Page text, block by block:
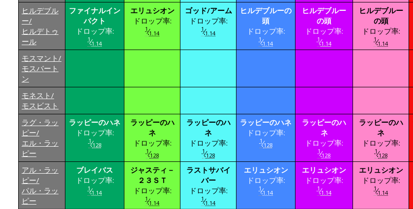
ヒルデブル
ー/
ヒルデトゥ
ール
ファイナルイン
パクト
ドロップ率:
1⁄1.14
エリュシオン
ドロップ率:
1⁄1.14
ゴッド/アーム
ドロップ率:
1⁄1.14
ヒルデブルーの
頭
ドロップ率:
1⁄1.14
ヒルデブルー
の頭
ドロップ率:
1⁄1.14
ヒルデブルー
の頭
ドロップ率:
1⁄1.14
モスマント/
モスバート
ン
モネスト/
モスビスト
ラグ・ラッ
ピー/
エル・ラッ
ピー
ラッピーのハネ
ドロップ率:
1⁄128
ラッピーのハ
ネ
ドロップ率:
1⁄128
ラッピーのハ
ネ
ドロップ率:
1⁄128
ラッピーのハネ
ドロップ率:
1⁄128
ラッピーのハ
ネ
ドロップ率:
1⁄128
ラッピーのハ
ネ
ドロップ率:
1⁄128
アル・ラッ
ピー/
パル・ラッ
ピー
ブレイバス
ドロップ率:
1⁄1.14
ジャスティ－
２３ＳＴ
ドロップ率:
1⁄1.14
ラストサバイ
バー
ドロップ率:
1⁄1.14
エリュシオン
ドロップ率:
1⁄1.14
エリュシオン
ドロップ率:
1⁄1.14
エリュシオン
ドロップ率:
1⁄1.14